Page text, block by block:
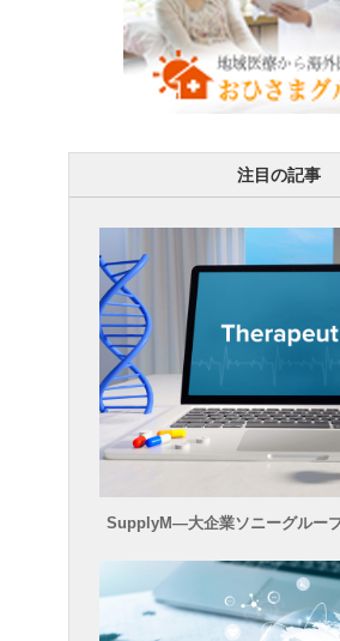
注目の記事
SupplyM―大企業ソニーグルー